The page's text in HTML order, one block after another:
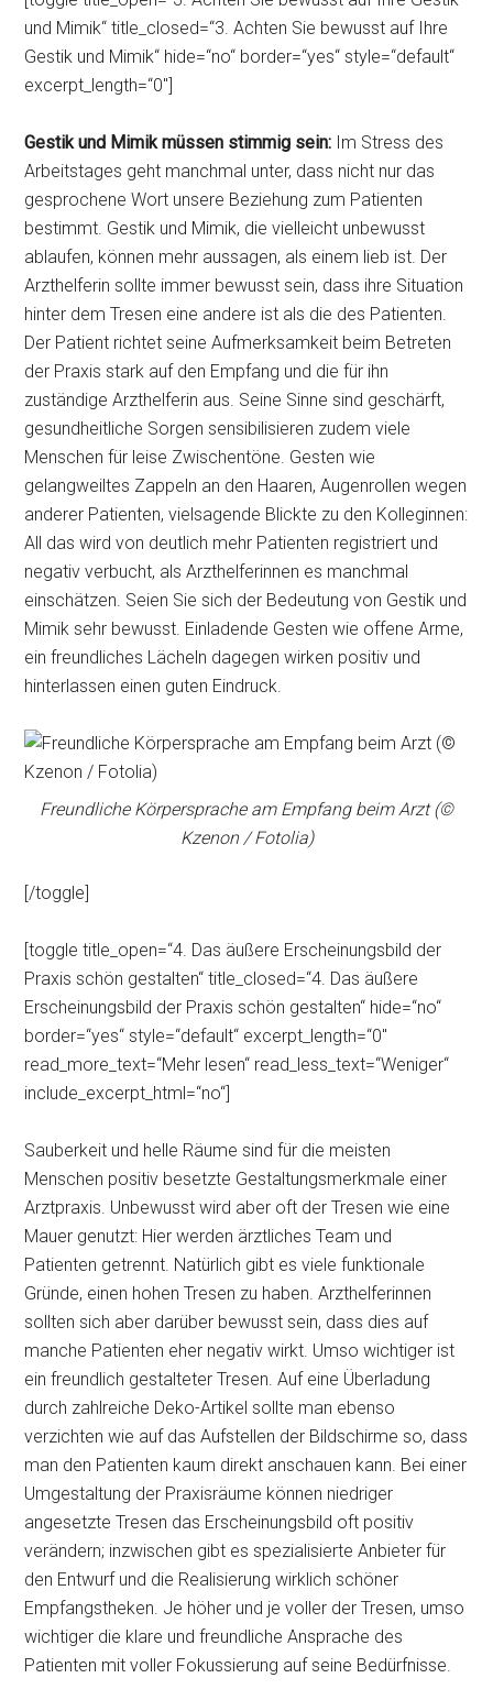
und Mimik“ title_closed=“3. Achten Sie bewusst auf Ihre
Gestik und Mimik“ hide=“no“ border=“yes“ style=“default“
excerpt_length=“0″]
Gestik und Mimik müssen stimmig sein: Im Stress des
Arbeitstages geht manchmal unter, dass nicht nur das
gesprochene Wort unsere Beziehung zum Patienten
bestimmt. Gestik und Mimik, die vielleicht unbewusst
ablaufen, können mehr aussagen, als einem lieb ist. Der
Arzthelferin sollte immer bewusst sein, dass ihre Situation
hinter dem Tresen eine andere ist als die des Patienten.
Der Patient richtet seine Aufmerksamkeit beim Betreten
der Praxis stark auf den Empfang und die für ihn
zuständige Arzthelferin aus. Seine Sinne sind geschärft,
gesundheitliche Sorgen sensibilisieren zudem viele
Menschen für leise Zwischentöne. Gesten wie
gelangweiltes Zappeln an den Haaren, Augenrollen wegen
anderer Patienten, vielsagende Blickte zu den Kolleginnen:
All das wird von deutlich mehr Patienten registriert und
negativ verbucht, als Arzthelferinnen es manchmal
einschätzen. Seien Sie sich der Bedeutung von Gestik und
Mimik sehr bewusst. Einladende Gesten wie offene Arme,
ein freundliches Lächeln dagegen wirken positiv und
hinterlassen einen guten Eindruck.
Freundliche Körpersprache am Empfang beim Arzt (©
Kzenon / Fotolia)
[/toggle]
[toggle title_open=“4. Das äußere Erscheinungsbild der
Praxis schön gestalten“ title_closed=“4. Das äußere
Erscheinungsbild der Praxis schön gestalten“ hide=“no“
border=“yes“ style=“default“ excerpt_length=“0″
read_more_text=“Mehr lesen“ read_less_text=“Weniger“
include_excerpt_html=“no“]
Sauberkeit und helle Räume sind für die meisten
Menschen positiv besetzte Gestaltungsmerkmale einer
Arztpraxis. Unbewusst wird aber oft der Tresen wie eine
Mauer genutzt: Hier werden ärztliches Team und
Patienten getrennt. Natürlich gibt es viele funktionale
Gründe, einen hohen Tresen zu haben. Arzthelferinnen
sollten sich aber darüber bewusst sein, dass dies auf
manche Patienten eher negativ wirkt. Umso wichtiger ist
ein freundlich gestalteter Tresen. Auf eine Überladung
durch zahlreiche Deko-Artikel sollte man ebenso
verzichten wie auf das Aufstellen der Bildschirme so, dass
man den Patienten kaum direkt anschauen kann. Bei einer
Umgestaltung der Praxisräume können niedriger
angesetzte Tresen das Erscheinungsbild oft positiv
verändern; inzwischen gibt es spezialisierte Anbieter für
den Entwurf und die Realisierung wirklich schöner
Empfangstheken. Je höher und je voller der Tresen, umso
wichtiger die klare und freundliche Ansprache des
Patienten mit voller Fokussierung auf seine Bedürfnisse.